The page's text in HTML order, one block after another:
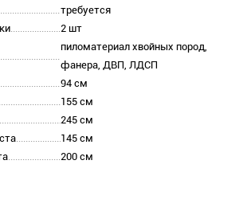
требуется
2 шт
пиломатериал хвойных пород,
фанера, ДВП, ЛДСП
94 см
155 см
245 см
145 см
200 см